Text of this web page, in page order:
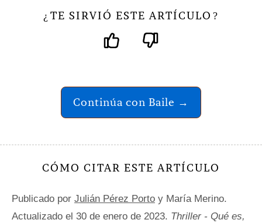
¿ TE SIRVIÓ ESTE ARTÍCULO ?
Continúa con Baile →
CÓMO CITAR ESTE ARTÍCULO
Publicado por Julián Pérez Porto y María Merino.
Actualizado el 30 de enero de 2023. Thriller - Qué es,